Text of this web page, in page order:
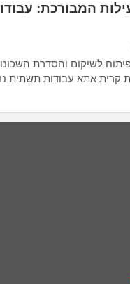
המבורכת:
לשיקום והסדרת
קרית אתא עבודות תשתית